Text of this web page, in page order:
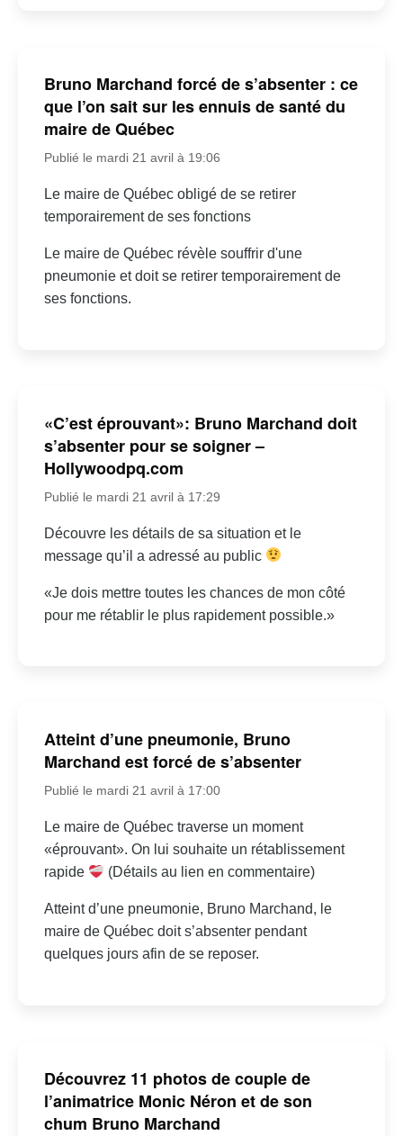
Bruno Marchand forcé de s’absenter : ce
que l’on sait sur les ennuis de santé du
maire de Québec
Publié le mardi 21 avril à 19:06
Le maire de Québec obligé de se retirer
temporairement de ses fonctions
Le maire de Québec révèle souffrir d'une
pneumonie et doit se retirer temporairement de
ses fonctions.
«C’est éprouvant»: Bruno Marchand doit
s’absenter pour se soigner –
Hollywoodpq.com
Publié le mardi 21 avril à 17:29
Découvre les détails de sa situation et le
message qu’il a adressé au public
«Je dois mettre toutes les chances de mon côté
pour me rétablir le plus rapidement possible.»
Atteint d’une pneumonie, Bruno
Marchand est forcé de s’absenter
Publié le mardi 21 avril à 17:00
Le maire de Québec traverse un moment
«éprouvant». On lui souhaite un rétablissement
rapide
(Détails au lien en commentaire)
Atteint d’une pneumonie, Bruno Marchand, le
maire de Québec doit s’absenter pendant
quelques jours afin de se reposer.
Découvrez 11 photos de couple de
l’animatrice Monic Néron et de son
chum Bruno Marchand